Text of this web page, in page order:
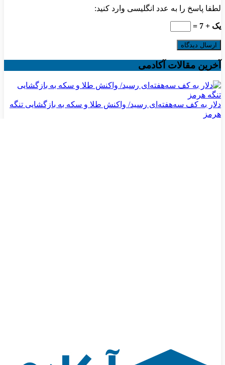
لطفا پاسخ را به عدد انگلیسی وارد کنید:
یک + 7 =
آخرین مقالات آکادمی
دلار به کف سه‌هفته‌ای رسید/ واکنش طلا و سکه به بازگشایی تنگه
هرمز